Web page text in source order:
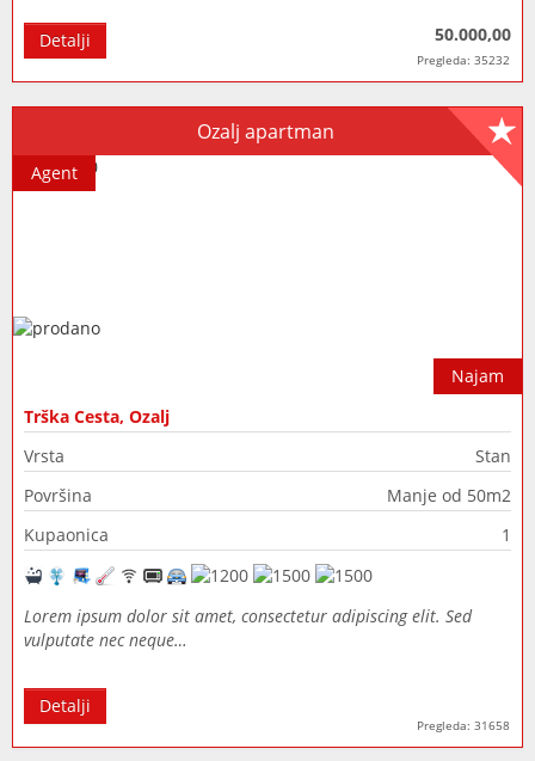
50.000,00
Pregleda: 35232
Detalji
Ozalj apartman
Najam
Agent
Trška Cesta, Ozalj
Vrsta
Stan
Površina
Manje od 50m2
Kupaonica
1
Lorem ipsum dolor sit amet, consectetur adipiscing elit. Sed
vulputate nec neque…
Pregleda: 31658
Detalji